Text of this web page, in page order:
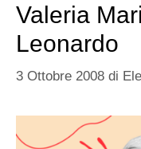
Valeria
Leonardo
3 Ottobre 2008 di